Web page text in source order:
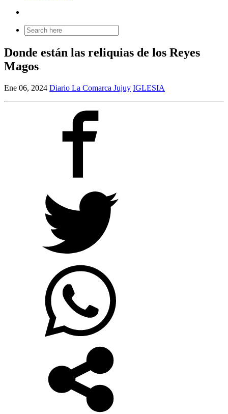
Search
for:
Donde están las reliquias de los Reyes
Magos
Ene 06, 2024 Diario La Comarca Jujuy IGLESIA